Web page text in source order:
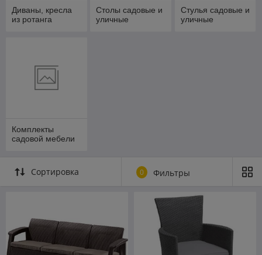
Диваны, кресла
из ротанга
Столы садовые и
уличные
Стулья садовые и
уличные
Комплекты
садовой мебели
Сортировка 0 Фильтры